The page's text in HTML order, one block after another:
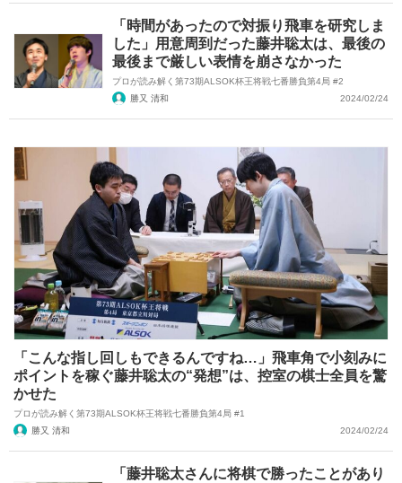
「時間があったので対振り飛車を研究しま
した」用意周到だった藤井聡太は、最後の
最後まで厳しい表情を崩さなかった
プロが読み解く第73期ALSOK杯王将戦七番勝負第4局 #2
勝又 清和
2024/02/24
「こんな指し回しもできるんですね…」飛車角で小刻みに
ポイントを稼ぐ藤井聡太の“発想”は、控室の棋士全員を驚
かせた
プロが読み解く第73期ALSOK杯王将戦七番勝負第4局 #1
勝又 清和
2024/02/24
「藤井聡太さんに将棋で勝ったことがあり